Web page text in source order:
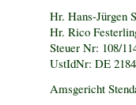
Hr. Hans-Jürgen
Hr. Rico
Steuer Nr: 108/
UstIdNr: DE
Amsgericht